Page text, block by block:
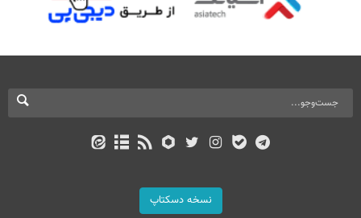
نسخه دسکتاپ